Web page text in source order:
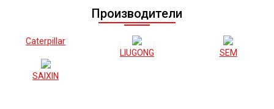
Производители
Caterpillar
LIUGONG
SEM
SAIXIN